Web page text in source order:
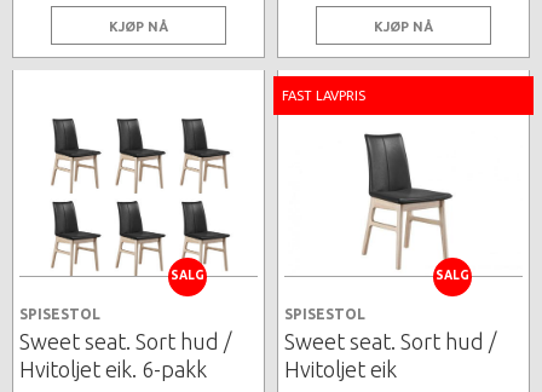
KJØP NÅ KJØP NÅ
SALG
SPISESTOL
Sweet seat. Sort hud /
Hvitoljet eik. 6-pakk
FAST LAVPRIS
SALG
SPISESTOL
Sweet seat. Sort hud /
Hvitoljet eik